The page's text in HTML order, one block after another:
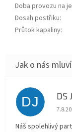
Doba provozu na
Dosah postřiku:
Průtok kapaliny:
DJ DS
Náš spolehlivý